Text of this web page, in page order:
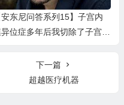
安东尼问答系列15】子宫内
位症多年后我切除了子宫和
下一篇
超越医疗机器